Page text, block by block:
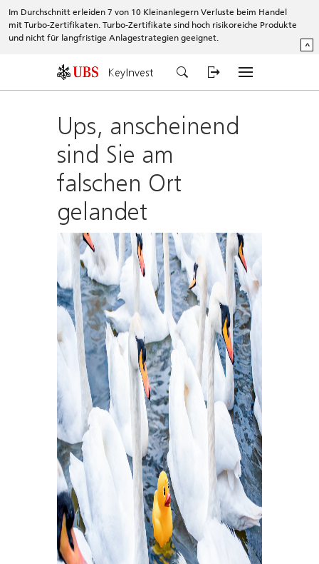
Im Durchschnitt erleiden 7 von 10 Kleinanlegern Verluste beim Handel
mit Turbo-Zertifikaten. Turbo-Zertifikate sind hoch risikoreiche Produkte
und nicht für langfristige Anlagestrategien geeignet.
^
KeyInvest
Ups, anscheinend
sind Sie am
falschen Ort
gelandet